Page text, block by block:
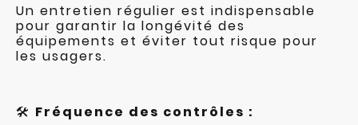
Un entretien régulier est indispensable
pour garantir la longévité des
équipements et éviter tout risque pour
les usagers.
🛠 Fréquence des contrôles :